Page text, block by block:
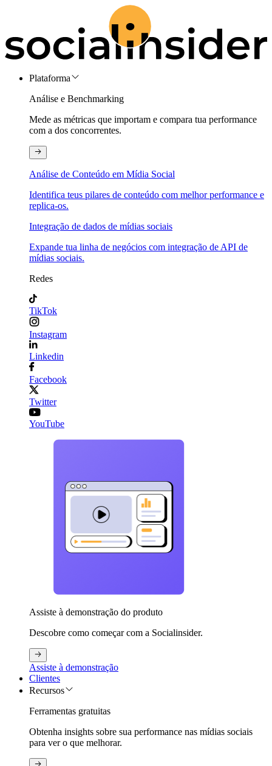
Plataforma
Análise e Benchmarking
Mede as métricas que importam e compara tua performance
com a dos concorrentes.
Análise de Conteúdo em Mídia Social
Identifica teus pilares de conteúdo com melhor performance e
replica-os.
Integração de dados de mídias sociais
Expande tua linha de negócios com integração de API de
mídias sociais.
Redes
TikTok
Instagram
Linkedin
Facebook
Twitter
YouTube
Assiste à demonstração do produto
Descobre como começar com a Socialinsider.
Assiste à demonstração
Clientes
Recursos
Ferramentas gratuitas
Obtenha insights sobre sua performance nas mídias sociais
para ver o que melhorar.